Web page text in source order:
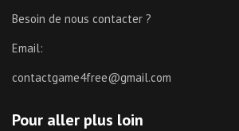
Besoin de nous contacter ?
Email:
contactgame4free@gmail.com
Pour aller plus loin